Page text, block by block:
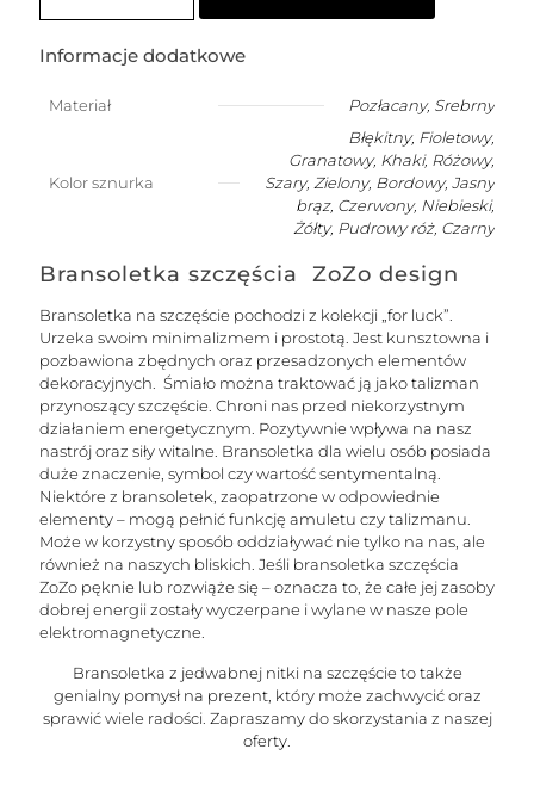
bransoletka
na
szczęście
Informacje dodatkowe
Materiał Pozłacany, Srebrny
Kolor sznurka
Błękitny, Fioletowy,
Granatowy, Khaki, Różowy,
Szary, Zielony, Bordowy, Jasny
brąz, Czerwony, Niebieski,
Żółty, Pudrowy róż, Czarny
Bransoletka szczęścia ZoZo design
Bransoletka na szczęście pochodzi z kolekcji „for luck”.
Urzeka swoim minimalizmem i prostotą. Jest kunsztowna i
pozbawiona zbędnych oraz przesadzonych elementów
dekoracyjnych. Śmiało można traktować ją jako talizman
przynoszący szczęście. Chroni nas przed niekorzystnym
działaniem energetycznym. Pozytywnie wpływa na nasz
nastrój oraz siły witalne. Bransoletka dla wielu osób posiada
duże znaczenie, symbol czy wartość sentymentalną.
Niektóre z bransoletek, zaopatrzone w odpowiednie
elementy – mogą pełnić funkcję amuletu czy talizmanu.
Może w korzystny sposób oddziaływać nie tylko na nas, ale
również na naszych bliskich. Jeśli bransoletka szczęścia
ZoZo pęknie lub rozwiąże się – oznacza to, że całe jej zasoby
dobrej energii zostały wyczerpane i wylane w nasze pole
elektromagnetyczne.
Bransoletka z jedwabnej nitki na szczęście to także
genialny pomysł na prezent, który może zachwycić oraz
sprawić wiele radości. Zapraszamy do skorzystania z naszej
oferty.